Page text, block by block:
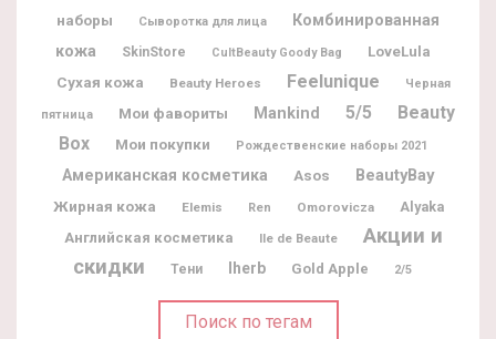
наборы
Сыворотка для лица
Комбинированная
кожа
SkinStore CultBeauty Goody Bag
LoveLula
Сухая кожа
Beauty Heroes Feelunique Черная
пятница Мои фавориты Mankind 5/5
Beauty
Box
Мои покупки Рождественские наборы 2021
Американская косметика Asos BeautyBay
Жирная кожа Elemis Ren Omorovicza
Alyaka
Английская косметика
Ile de Beaute
Акции и
скидки
Тени Iherb Gold Apple 2/5
Поиск по тегам